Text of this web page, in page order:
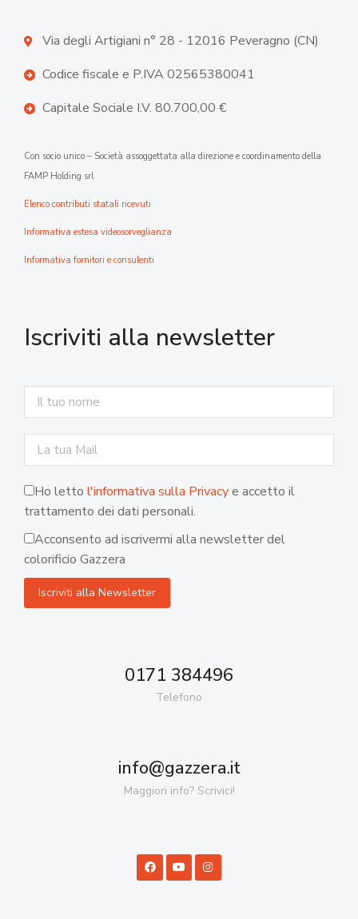
Via degli Artigiani n° 28 - 12016 Peveragno (CN)
Codice fiscale e P.IVA 02565380041
Capitale Sociale I.V. 80.700,00 €
Con socio unico – Società assoggettata alla direzione e coordinamento della
FAMP Holding srl
Elenco contributi statali ricevuti
Informativa estesa videosorveglianza
Informativa fornitori e consulenti
Iscriviti alla newsletter
Ho letto l'informativa sulla Privacye accetto il
trattamento dei dati personali.
Acconsento ad iscrivermi alla newsletter del
colorificio Gazzera
0171 384496
Telefono
info@gazzera.it
Maggiori info? Scrivici!